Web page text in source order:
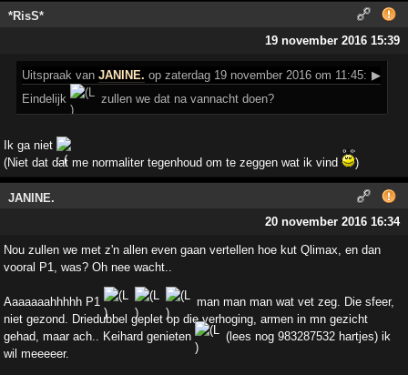
*RisS*
19 november 2016 15:39
Uitspraak vanJANINE. op zaterdag 19 november 2016 om 11:45: ▶
Eindelijk
zullen we dat na vannacht doen?
Ik ga niet
(Niet dat dat me normaliter tegenhoud om te zeggen wat ik vind
)
JANINE.
20 november 2016 16:34
Nou zullen we met z'n allen even gaan vertellen hoe kut Qlimax, en dan
vooral P1, was? Oh nee wacht..
Aaaaaaahhhhh P1
man man man wat vet zeg. Die sfeer,
niet gezond. Driedubbel geplet op die verhoging, armen in mn gezicht
gehad, maar ach.. Keihard genieten
(lees nog 983287532 hartjes) ik
wil meeeeer.